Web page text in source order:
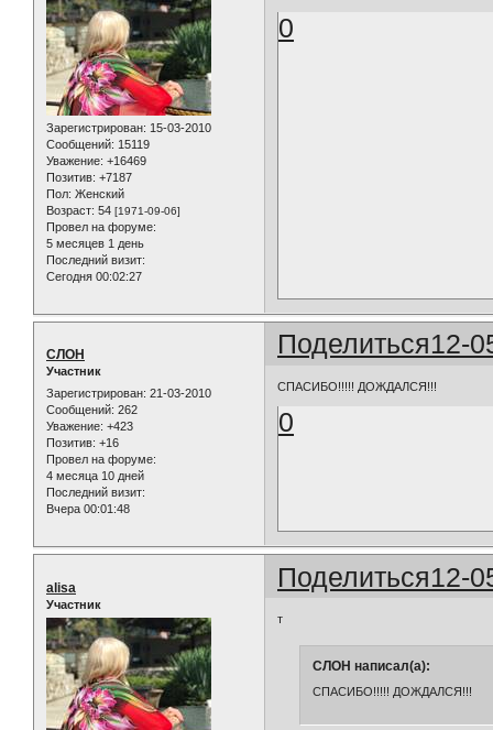
Зарегистрирован: 15-03-2010
Сообщений: 15119
Уважение: +16469
Позитив: +7187
Пол: Женский
Возраст: 54 [1971-09-06]
Провел на форуме:
5 месяцев 1 день
Последний визит:
Сегодня 00:02:27
0
Поделиться12-
СЛОН
Участник
Зарегистрирован: 21-03-2010
Сообщений: 262
Уважение: +423
Позитив: +16
Провел на форуме:
4 месяца 10 дней
Последний визит:
Вчера 00:01:48
СПАСИБО!!!!! ДОЖДАЛСЯ!!!
0
Поделиться12-
alisa
Участник
т
СЛОН написал(а):
СПАСИБО!!!!! ДОЖДАЛСЯ!!!